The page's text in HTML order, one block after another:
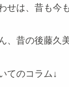
せは、昔も今
、昔の後藤久
てのコラム↓